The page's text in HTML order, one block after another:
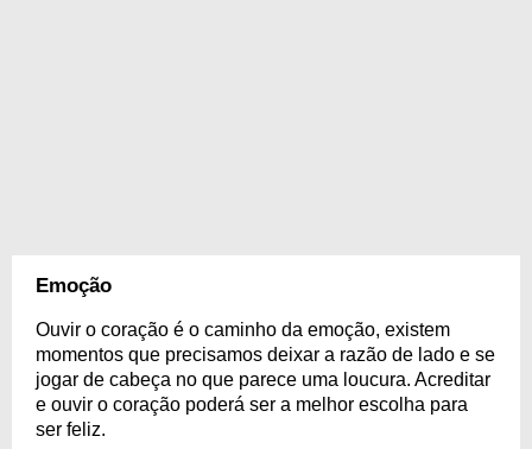
Emoção
Ouvir o coração é o caminho da emoção, existem
momentos que precisamos deixar a razão de lado e se
jogar de cabeça no que parece uma loucura. Acreditar
e ouvir o coração poderá ser a melhor escolha para
ser feliz.